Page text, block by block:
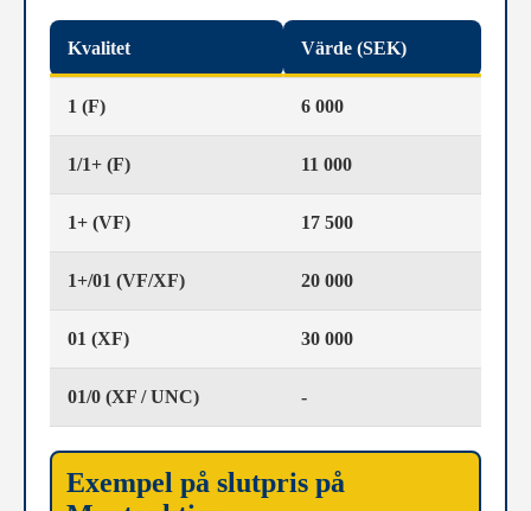
Kvalitet Värde (SEK)
1 (F) 6 000
1/1+ (F) 11 000
1+ (VF) 17 500
1+/01 (VF/XF) 20 000
01 (XF) 30 000
01/0 (XF / UNC) -
Exempel på slutpris på